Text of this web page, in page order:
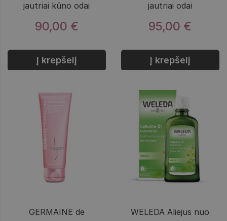
jautriai kūno odai
90,00 €
Į krepšelį
jautriai odai
95,00 €
Į krepšelį
GERMAINE de
WELEDA Aliejus nuo